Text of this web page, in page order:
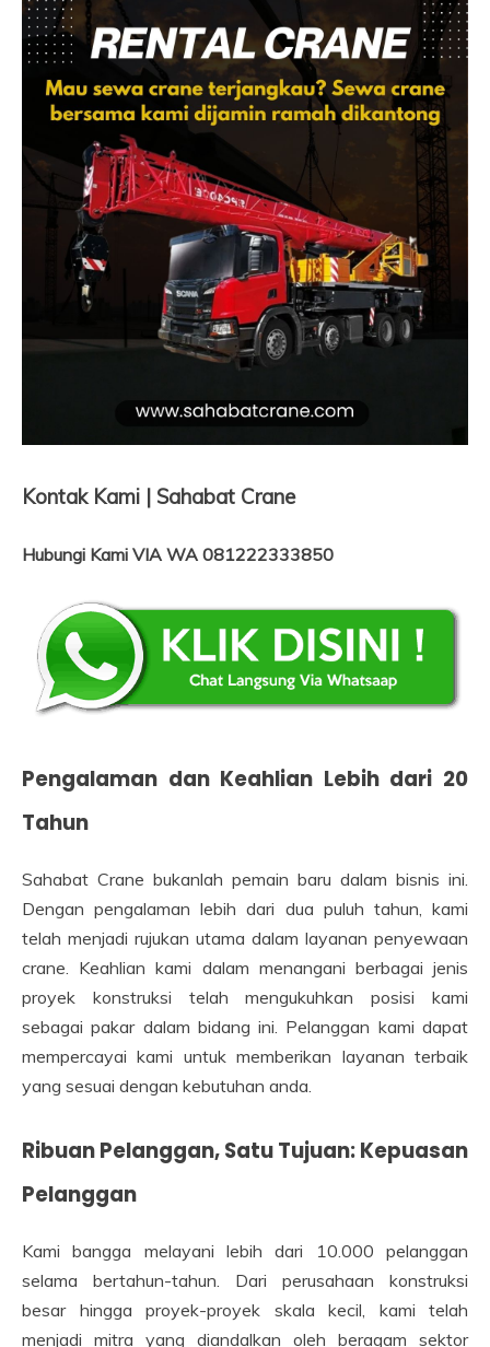
Kontak Kami | Sahabat Crane
Hubungi Kami VIA WA 081222333850
Pengalaman dan Keahlian Lebih dari 20
Tahun
Sahabat Crane bukanlah pemain baru dalam bisnis ini.
Dengan pengalaman lebih dari dua puluh tahun, kami
telah menjadi rujukan utama dalam layanan penyewaan
crane. Keahlian kami dalam menangani berbagai jenis
proyek konstruksi telah mengukuhkan posisi kami
sebagai pakar dalam bidang ini. Pelanggan kami dapat
mempercayai kami untuk memberikan layanan terbaik
yang sesuai dengan kebutuhan anda.
Ribuan Pelanggan, Satu Tujuan: Kepuasan
Pelanggan
Kami bangga melayani lebih dari 10.000 pelanggan
selama bertahun-tahun. Dari perusahaan konstruksi
besar hingga proyek-proyek skala kecil, kami telah
menjadi mitra yang diandalkan oleh beragam sektor